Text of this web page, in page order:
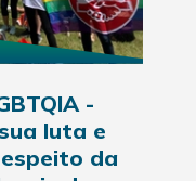
-
luta e
da